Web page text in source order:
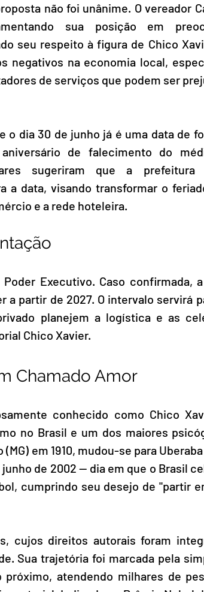
não foi unânime. O vereador
sua posição em
seu respeito à figura de Chico
negativos na economia local,
de serviços que podem ser
o dia 30 de junho já é uma data de
de falecimento do
sugeriram que a prefeitura
a data, visando transformar o
e a rede hoteleira.
Executivo. Caso confirmada,
a partir de 2027. O intervalo servirá
planejem a logística e as
Chico Xavier.
Chamado Amor
conhecido como Chico
no Brasil e um dos maiores
em 1910, mudou-se para Uberaba
de 2002 — dia em que o Brasil
cumprindo seu desejo de "partir
cujos direitos autorais foram
Sua trajetória foi marcada pela
atendendo milhares de